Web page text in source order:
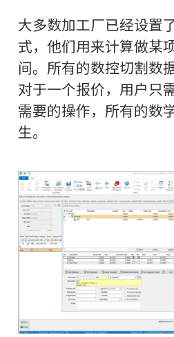
大多数加工厂已经设置
式，他们用来计算做某
间。所有的数控切割数
对于一个报价，用户只
需要的操作，所有的数
生。